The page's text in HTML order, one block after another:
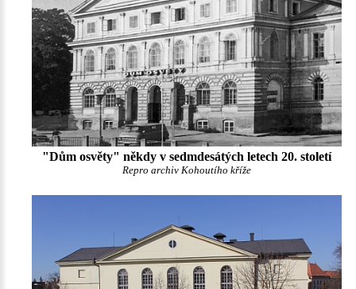
"Dům osvěty" někdy v sedmdesátých letech 20. století
Repro archiv Kohoutího kříže